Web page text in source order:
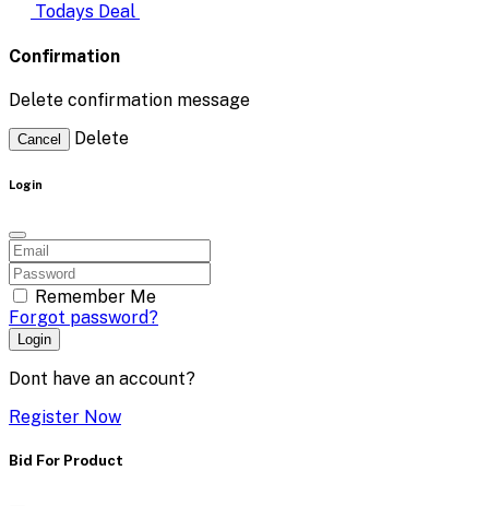
Todays Deal
Confirmation
Delete confirmation message
Cancel Delete
Login
Remember Me
Forgot password?
Login
Dont have an account?
Register Now
Bid For Product